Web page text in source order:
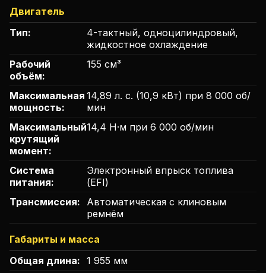
Двигатель
Тип:
4-тактный, одноцилиндровый,
жидкостное охлаждение
Рабочий
объём:
155 см³
Максимальная
мощность:
14,89 л. с. (10,9 кВт) при 8 000 об/
мин
Максимальный
крутящий
момент:
14,4 Н·м при 6 000 об/мин
Система
питания:
Электронный впрыск топлива
(EFI)
Трансмиссия:
Автоматическая с клиновым
ремнём
Габариты и масса
Общая длина: 1 955 мм